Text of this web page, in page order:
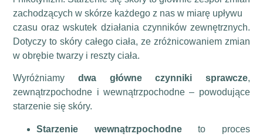
zachodzących w skórze każdego z nas w miarę upływu
czasu oraz wskutek działania czynników zewnętrznych.
Dotyczy to skóry całego ciała, ze zróżnicowaniem zmian
w obrębie twarzy i reszty ciała.
Wyróżniamy dwa główne czynniki sprawcze,
zewnątrzpochodne i wewnątrzpochodne – powodujące
starzenie się skóry.
Starzenie wewnątrzpochodneto proces